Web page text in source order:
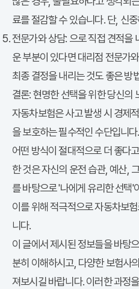
료를 절감할 수 있습니다. 단, 신
전문가와 상담: 다이렉트 보험
으로 직접 견적을
운 부분이 있다면 대리점 전문가
최종 결정을 내리는 것도 좋은 방
결론: 현명한 선택을 위한 당신의
자동차보험은 사고 발생 시 경제
을 보호하는 필수적인 수단입니다.
어떤 방식이 절대적으로 더 좋다
한 것은 자신의 운전 습관, 예산,
를 바탕으로 '나에게 유리한 선택'
이를 위해 적극적으로 자동차보
니다.
이 글에서 제시된 정보들을 바탕
분히 이해하시고, 다양한 보험사
져보시길 바랍니다. 이러한 과정